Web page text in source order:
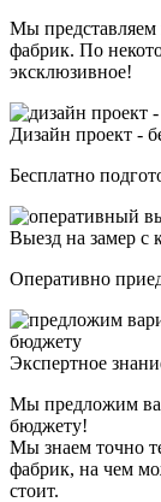
Мы представляем
фабрик. По
эксклюзивное!
Дизайн проект -
Бесплатно
Выезд на замер с
Оперативно
Экспертное
Мы предложим
бюджету!
Мы знаем точно
фабрик, на чем
стоит.